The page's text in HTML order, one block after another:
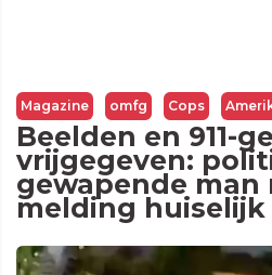
Magazine omfg Cops
Beelden en 911-
vrijgegeven:
gewapende man
melding huiselijk